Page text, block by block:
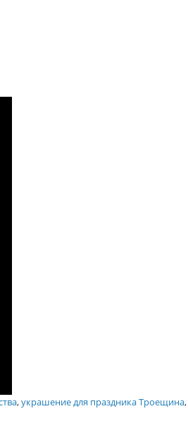
,украшение для праздника Троещина,